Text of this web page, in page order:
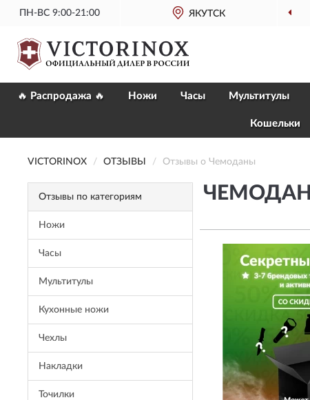
ПН-ВС 9:00-21:00 ЯКУТСК
🔥 Распродажа 🔥 Ножи Часы Мультитулы
Кошельки
VICTORINOX ОТЗЫВЫ Отзывы о Чемоданы
Отзывы по категориям
Ножи
Часы
Мультитулы
Кухонные ножи
Чехлы
Накладки
Точилки